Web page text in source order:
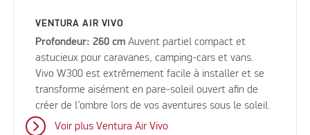
VENTURA AIR VIVO
Profondeur: 260 cmAuvent partiel compact et
astucieux pour caravanes, camping-cars et vans.
Vivo W300 est extrêmement facile à installer et se
transforme aisément en pare-soleil ouvert afin de
créer de l’ombre lors de vos aventures sous le soleil.
Voir plus Ventura Air Vivo